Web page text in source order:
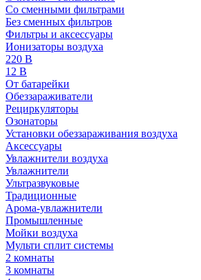
Cо сменными фильтрами
Без сменных фильтров
Фильтры и аксессуары
Ионизаторы воздуха
220 В
12 В
От батарейки
Обеззараживатели
Рециркуляторы
Озонаторы
Установки обеззараживания воздуха
Аксессуары
Увлажнители воздуха
Увлажнители
Ультразвуковые
Традиционные
Арома-увлажнители
Промышленные
Мойки воздуха
Мульти сплит системы
2 комнаты
3 комнаты